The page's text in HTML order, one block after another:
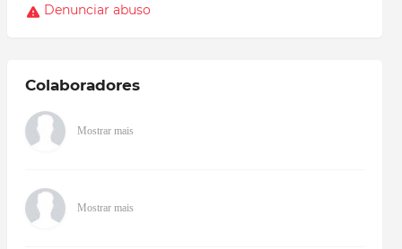
Denunciar abuso
Colaboradores
Mostrar mais
Mostrar mais